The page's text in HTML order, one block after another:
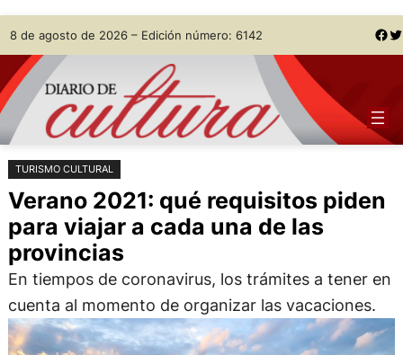
Saltar
al
contenido
Skip
to
content
8 de agosto de 2026 – Edición número: 6142 Facebook Twitter
TURISMO CULTURAL
Verano 2021: qué requisitos piden
para viajar a cada una de las
provincias
En tiempos de coronavirus, los trámites a tener en
cuenta al momento de organizar las vacaciones.